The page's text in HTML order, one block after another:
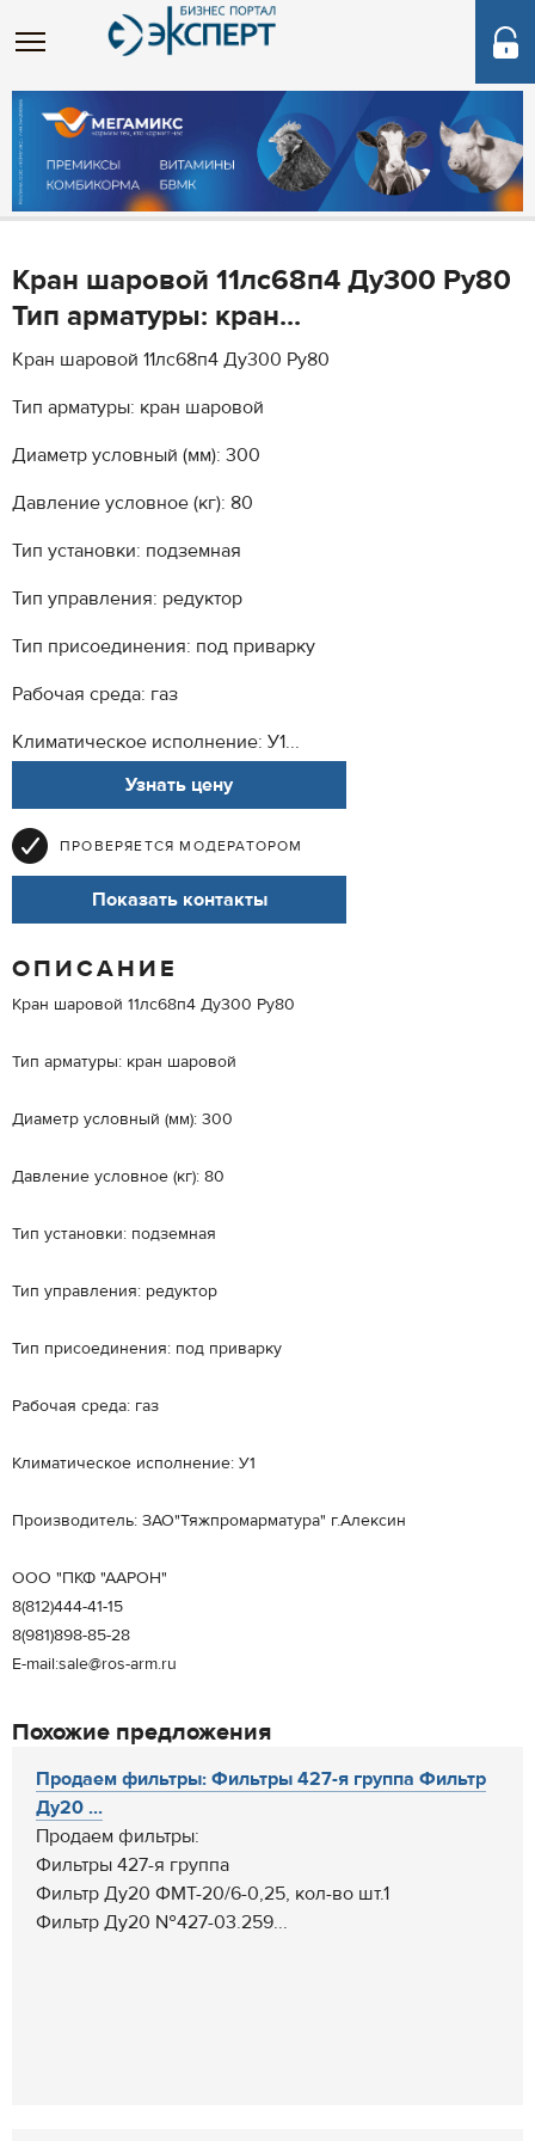
Кран шаровой 11лс68п4 Ду300 Ру80
Тип арматуры: кран...
Кран шаровой 11лс68п4 Ду300 Ру80
Тип арматуры: кран шаровой
Диаметр условный (мм): 300
Давление условное (кг): 80
Тип установки: подземная
Тип управления: редуктор
Тип присоединения: под приварку
Рабочая среда: газ
Климатическое исполнение: У1...
Узнать цену
ПРОВЕРЯЕТСЯ МОДЕРАТОРОМ
Показать контакты
ОПИСАНИЕ
Кран шаровой 11лс68п4 Ду300 Ру80
Тип арматуры: кран шаровой
Диаметр условный (мм): 300
Давление условное (кг): 80
Тип установки: подземная
Тип управления: редуктор
Тип присоединения: под приварку
Рабочая среда: газ
Климатическое исполнение: У1
Производитель: ЗАО"Тяжпромарматура" г.Алексин
ООО "ПКФ "ААРОН"
8(812)444-41-15
8(981)898-85-28
E-mail:sale@ros-arm.ru
Похожие предложения
Продаем фильтры: Фильтры 427-я группа Фильтр
Ду20 ...
Продаем фильтры:
Фильтры 427-я группа
Фильтр Ду20 ФМТ-20/6-0,25, кол-во шт.1
Фильтр Ду20 №427-03.259...